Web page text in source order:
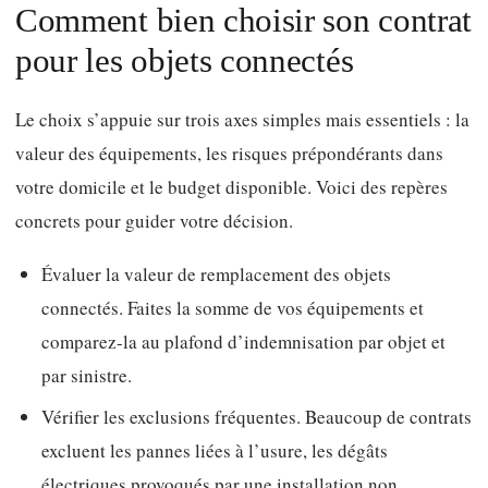
Comment bien choisir son contrat
pour les objets connectés
Le choix s’appuie sur trois axes simples mais essentiels : la
valeur des équipements, les risques prépondérants dans
votre domicile et le budget disponible. Voici des repères
concrets pour guider votre décision.
Évaluer la valeur de remplacement des objets
connectés. Faites la somme de vos équipements et
comparez-la au plafond d’indemnisation par objet et
par sinistre.
Vérifier les exclusions fréquentes. Beaucoup de contrats
excluent les pannes liées à l’usure, les dégâts